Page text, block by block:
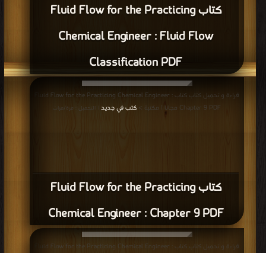
كتاب Fluid Flow for the Practicing
Chemical Engineer : Fluid Flow
Classification PDF
كتاب Fluid Flow for the Practicing
Chemical Engineer : Chapter 9 PDF
قراءة و تحميل كتاب كتاب Fluid Flow for the Practicing Chemical Engineer :
Chapter 9 PDF مجانا | مكتبة >
كتب في جديد | التحميل : مرة/مرات
قراءة و تحميل كتاب كتاب Fluid Flow for the Practicing Chemical Engineer :